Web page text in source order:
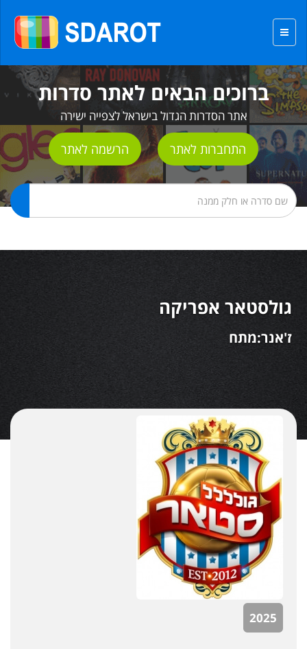
ברוכים הבאים לאתר סדרות
אתר הסדרות הגדול בישראל לצפייה ישירה
התחברות לאתר הרשמה לאתר
גולסטאר אפריקה
ז'אנר:מתח
2025